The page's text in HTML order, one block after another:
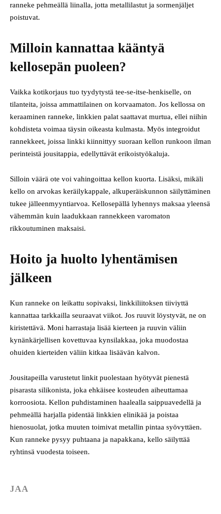
ranneke pehmeällä liinalla, jotta metalli­lastut ja sormenjäljet
poistuvat.
Milloin kannattaa kääntyä
kellosepän puoleen?
Vaikka kotikorjaus tuo tyydytystä tee-se-itse-henkiselle, on
tilanteita, joissa ammattilainen on korvaamaton. Jos kellossa on
keraaminen ranneke, linkkien palat saattavat murtua, ellei niihin
kohdisteta voimaa täysin oikeasta kulmasta. Myös integroidut
rannekkeet, joissa linkki kiinnittyy suoraan kellon runkoon ilman
perinteistä jousitappia, edellyttävät erikoistyökaluja.
Silloin väärä ote voi vahingoittaa kellon kuorta. Lisäksi, mikäli
kello on arvokas keräilykappale, alkuperäis­kunnon säilyttäminen
tukee jälleenmyyntiarvoa. Kellosepällä lyhennys maksaa yleensä
vähemmän kuin laadukkaan rannekkeen varomaton
rikkoutuminen maksaisi.
Hoito ja huolto lyhentämisen
jälkeen
Kun ranneke on leikattu sopivaksi, linkkiliitoksen tiiviyttä
kannattaa tarkkailla seuraavat viikot. Jos ruuvit löystyvät, ne on
kiristettävä. Moni harrastaja lisää kierteen ja ruuvin väliin
kynänkärjellisen kovettuvaa kynsilakkaa, joka muodostaa
ohuiden kierteiden väliin kitkaa lisäävän kalvon.
Jousitapeilla varustetut linkit puolestaan hyötyvät pienestä
pisarasta silikonista, joka ehkäisee kosteuden aiheuttamaa
korroosiota. Kellon puhdistaminen haalealla saippuavedellä ja
pehmeällä harjalla pidentää linkkien elinikää ja poistaa
hienosuolat, jotka muuten toimivat metallin pintaa syövyttäen.
Kun ranneke pysyy puhtaana ja napakkana, kello säilyttää
ryhtinsä vuodesta toiseen.
JAA